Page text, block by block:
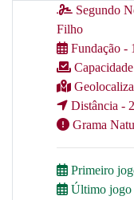
Segundo
Filho
Fundação -
Distância -
Grama
Primeiro
Último jogo